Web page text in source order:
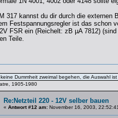
317 kannst du dir durch die externen
Festspannungsregler ist das schon
FSR ein (Reichelt: zB µA 7812)
Teile.
Dummheit zweimal begehen, die Auswahl
1905-1980
Re:Netzteil 220 - 12V selber bauen
« Antwort #12 am: November 16, 2003,